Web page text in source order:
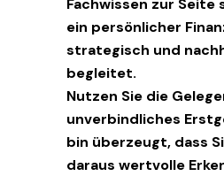
Fachwissen zur Seite
ein persönlicher
strategisch und
begleitet.
Nutzen Sie die
unverbindliches
bin überzeugt, dass
daraus wertvolle